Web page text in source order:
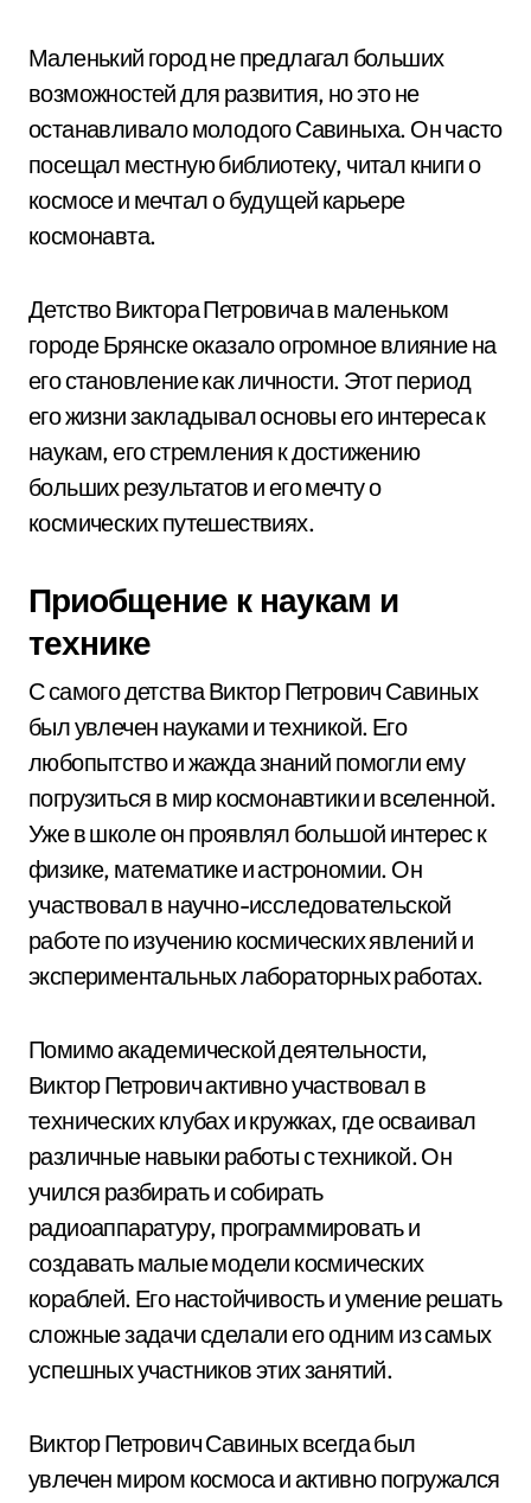
Маленький город не предлагал больших
возможностей для развития, но это не
останавливало молодого Савиныха. Он часто
посещал местную библиотеку, читал книги о
космосе и мечтал о будущей карьере
космонавта.
Детство Виктора Петровича в маленьком
городе Брянске оказало огромное влияние на
его становление как личности. Этот период
его жизни закладывал основы его интереса к
наукам, его стремления к достижению
больших результатов и его мечту о
космических путешествиях.
Приобщение к наукам и
технике
С самого детства Виктор Петрович Савиных
был увлечен науками и техникой. Его
любопытство и жажда знаний помогли ему
погрузиться в мир космонавтики и вселенной.
Уже в школе он проявлял большой интерес к
физике, математике и астрономии. Он
участвовал в научно-исследовательской
работе по изучению космических явлений и
экспериментальных лабораторных работах.
Помимо академической деятельности,
Виктор Петрович активно участвовал в
технических клубах и кружках, где осваивал
различные навыки работы с техникой. Он
учился разбирать и собирать
радиоаппаратуру, программировать и
создавать малые модели космических
кораблей. Его настойчивость и умение решать
сложные задачи сделали его одним из самых
успешных участников этих занятий.
Виктор Петрович Савиных всегда был
увлечен миром космоса и активно погружался